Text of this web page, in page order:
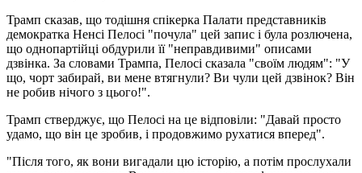
Трамп сказав, що тодішня спікерка Палати представників
демократка Ненсі Пелосі "почула" цей запис і була розлючена,
що однопартійці обдурили її "неправдивими" описами
дзвінка. За словами Трампа, Пелосі сказала "своїм людям": "У
що, чорт забирай, ви мене втягнули? Ви чули цей дзвінок? Він
не робив нічого з цього!".
Трамп стверджує, що Пелосі на це відповіли: "Давай просто
удамо, що він це зробив, і продовжимо рухатися вперед".
"Після того, як вони вигадали цю історію, а потім прослухали